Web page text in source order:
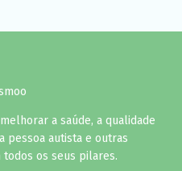
a saúde, a qualidade
pessoa autista e outras
os seus pilares.